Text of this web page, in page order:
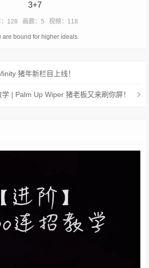
3+7
128 画廊：5 视频：118
are bound for higher ideals.
猪年新栏目上线！
| Palm Up Wiper 猪老板又来刷你屏！